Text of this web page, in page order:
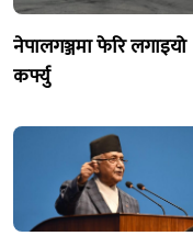
नेपालगञ्जमा फेरि लगाइयो
कर्फ्यु